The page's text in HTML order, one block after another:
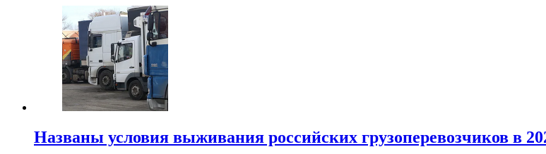
Названы условия выживания российских грузоперевозчиков в